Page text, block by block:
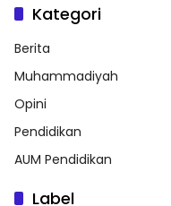
Kategori
Berita
Muhammadiyah
Opini
Pendidikan
AUM Pendidikan
Label